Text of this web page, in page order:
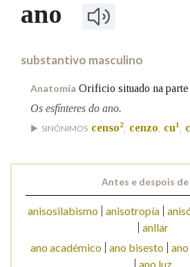
MARCIAL
FIGURAS
Facebook
TwitterYoutubeInstagram
Bluesky
BUSCAR NOS LEMAS
BUSCAR NO CONTIDO
Nas definicións
ano
substantivo masculino
Anatomía Orificio situado na
Os esfínteres do ano.
SINÓNIMOS censo2 cenzo cu1
Antes e despois de
anisosilabismo anisotropía
anllar
ano académico ano bisesto
ano luz